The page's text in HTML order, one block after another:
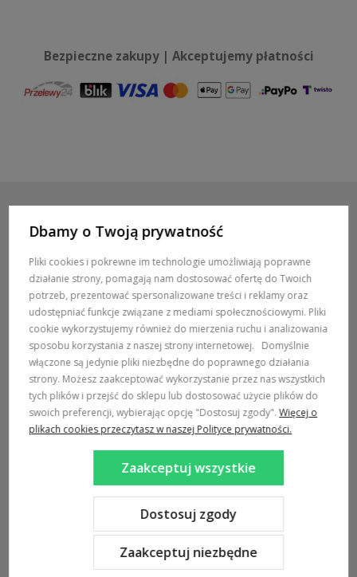
Bezpieczne zakupy | Akceptujemy płatności
MARKI
POPULARNE KATEGORIE
DOSTAWA:
Sklep internetowy Shoper Premium
Dbamy o Twoją prywatność
Pliki cookies i pokrewne im technologie umożliwiają poprawne
działanie strony, pomagają nam dostosować ofertę do Twoich
potrzeb, prezentować spersonalizowane treści i reklamy oraz
udostępniać funkcje związane z mediami społecznościowymi. Pliki
cookie wykorzystujemy również do mierzenia ruchu i analizowania
sposobu korzystania z naszej strony internetowej. Domyślnie
włączone są jedynie pliki niezbędne do poprawnego działania
strony. Możesz zaakceptować wykorzystanie przez nas wszystkich
tych plików i przejść do sklepu lub dostosować użycie plików do
swoich preferencji, wybierając opcję "Dostosuj zgody".Więcej o
plikach cookies przeczytasz w naszej Polityce prywatności.
Zaakceptuj niezbędne
Dostosuj zgody
Zaakceptuj wszystkie